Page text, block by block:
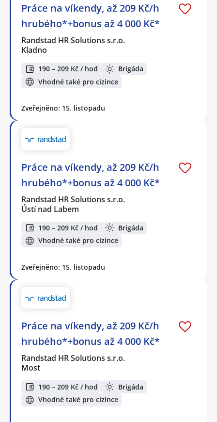
Práce na víkendy, až 209 Kč/h
hrubého*+bonus až 4 000 Kč*
Randstad HR Solutions s.r.o.
Kladno
190 – 209 Kč / hod
Brigáda
Vhodné také pro cizince
Zveřejněno: 15. listopadu
Práce na víkendy, až 209 Kč/h
hrubého*+bonus až 4 000 Kč*
Randstad HR Solutions s.r.o.
Ústí nad Labem
190 – 209 Kč / hod
Brigáda
Vhodné také pro cizince
Zveřejněno: 15. listopadu
Práce na víkendy, až 209 Kč/h
hrubého*+bonus až 4 000 Kč*
Randstad HR Solutions s.r.o.
Most
190 – 209 Kč / hod
Brigáda
Vhodné také pro cizince